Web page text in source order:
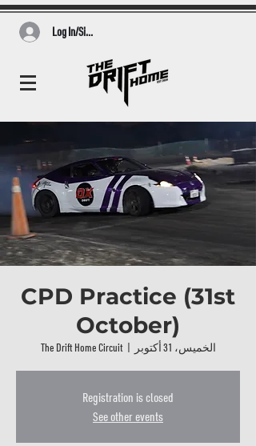
Log In/Sign Up
CPD Practice (31st
October)
الخميس، 31 أكتوبر
  |
The Drift Home Circuit
Registration is closed
See other events